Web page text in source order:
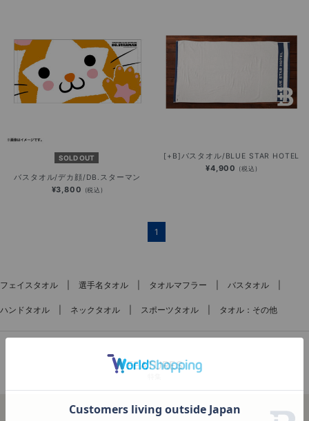
SOLD OUT
バスタオル/デカ顔/DB.スターマン
¥3,800 (税込)
[+B]バスタオル/BLUE STAR HOTEL
¥4,900 (税込)
1
フェイスタオル 選手名タオル タオルマフラー バスタオル
ハンドタオル ネックタオル スポーツタオル タオル：その他
FEATURES